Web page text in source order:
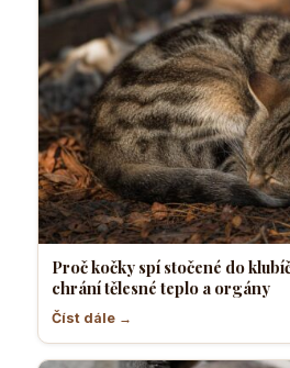
Proč kočky spí stočené do
chrání tělesné teplo a orgány
Číst dále →